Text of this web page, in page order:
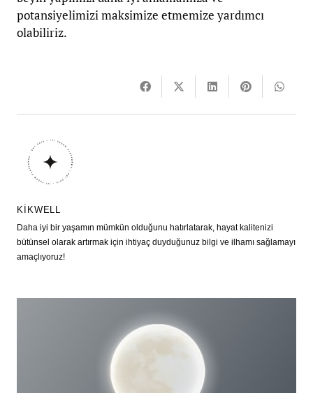
potansiyelimizi maksimize etmemize yardımcı
olabiliriz.
KIKWELL
Daha iyi bir yaşamın mümkün olduğunu hatırlatarak, hayat kalitenizi
bütünsel olarak artırmak için ihtiyaç duyduğunuz bilgi ve ilhamı sağlamayı
amaçlıyoruz!